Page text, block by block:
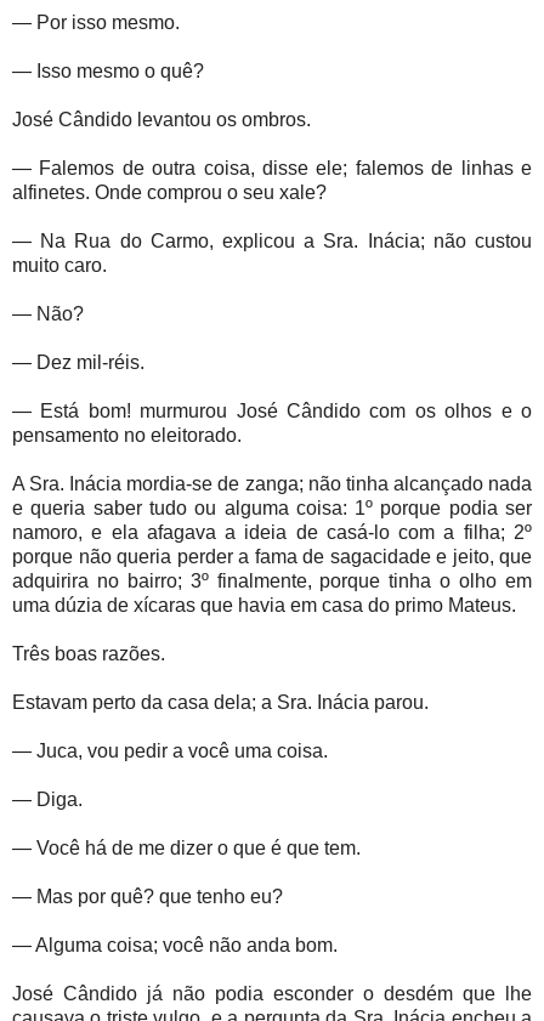
— Por isso mesmo.
— Isso mesmo o quê?
José Cândido levantou os ombros.
— Falemos de outra coisa, disse ele; falemos de linhas e
alfinetes. Onde comprou o seu xale?
— Na Rua do Carmo, explicou a Sra. Inácia; não custou
muito caro.
— Não?
— Dez mil-réis.
— Está bom! murmurou José Cândido com os olhos e o
pensamento no eleitorado.
A Sra. Inácia mordia-se de zanga; não tinha alcançado nada
e queria saber tudo ou alguma coisa: 1º porque podia ser
namoro, e ela afagava a ideia de casá-lo com a filha; 2º
porque não queria perder a fama de sagacidade e jeito, que
adquirira no bairro; 3º finalmente, porque tinha o olho em
uma dúzia de xícaras que havia em casa do primo Mateus.
Três boas razões.
Estavam perto da casa dela; a Sra. Inácia parou.
— Juca, vou pedir a você uma coisa.
— Diga.
— Você há de me dizer o que é que tem.
— Mas por quê? que tenho eu?
— Alguma coisa; você não anda bom.
José Cândido já não podia esconder o desdém que lhe